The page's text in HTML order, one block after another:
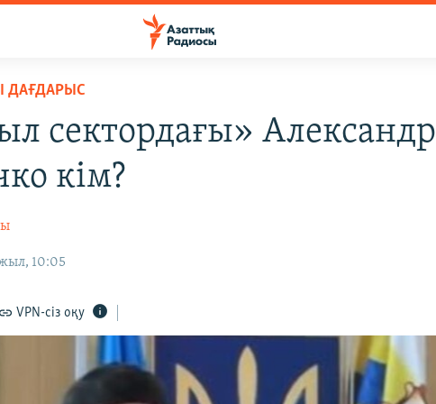
ДАҒДАРЫС
сектордағы» Александр
кім?
10:05
VPN-сіз оқу